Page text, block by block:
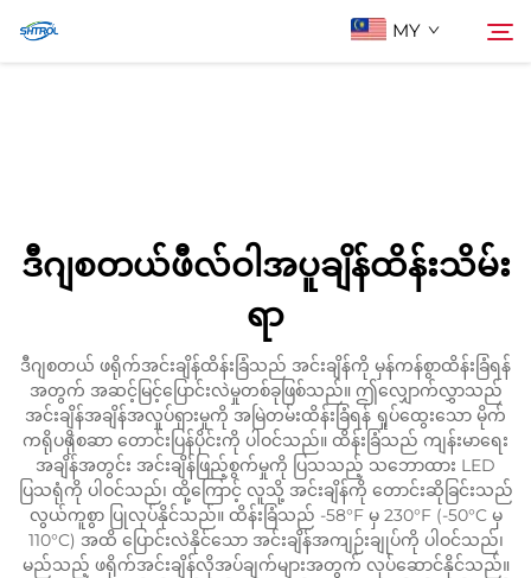
MY
အီးမေးလ်ဖြင့် ဆက်သွယ်ပါ
ဒီဂျစတယ်ဖီလ်ဝါအပူချိန်ထိန်းသိမ်း
ရာ
ဒီဂျစတယ် ဖရိုက်အင်းချိန်ထိန်းခြံသည် အင်းချိန်ကို မှန်ကန်စွာထိန်းခြံရန်
အတွက် အဆင့်မြင့်ပြောင်းလဲမှုတစ်ခုဖြစ်သည်။ ဤလျှောက်လွှာသည်
အင်းချိန်အချိန်အလှုပ်ရှားမှုကို အမြဲတမ်းထိန်းခြံရန် ရှုပ်ထွေးသော မိုက်
ကရိုပရိုစেဆာ တောင်းပြန်ပိုင်းကို ပါဝင်သည်။ ထိန်းခြံသည် ကျန်းမာရေး
အချိန်အတွင်း အင်းချိန်ဖြည့်စွက်မှုကို ပြသသည့် သဘောထား LED
ပြသရုံကို ပါဝင်သည်၊ ထို့ကြောင့် လူသို့ အင်းချိန်ကို တောင်းဆိုခြင်းသည်
လွယ်ကူစွာ ပြုလုပ်နိုင်သည်။ ထိန်းခြံသည် -58°F မှ 230°F (-50°C မှ
110°C) အထိ ပြောင်းလဲနိုင်သော အင်းချိန်အကျဉ်းချုပ်ကို ပါဝင်သည်၊
မည်သည့် ဖရိုက်အင်းချိန်လိုအပ်ချက်များအတွက် လုပ်ဆောင်နိုင်သည်။